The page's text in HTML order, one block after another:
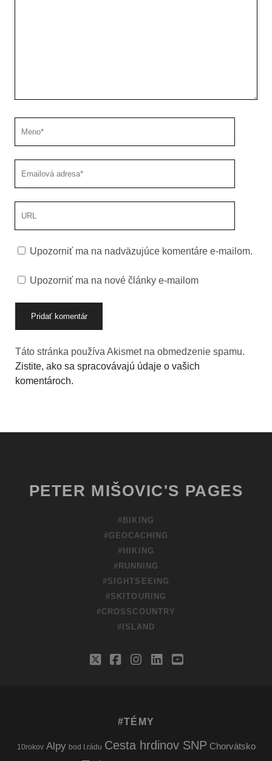
Upozorniť ma na nadväzujúce komentáre e-mailom.
Upozorniť ma na nové články e-mailom
Táto stránka používa Akismet na obmedzenie spamu.
Zistite, ako sa spracovávajú údaje o vašich
komentároch.
PETER MIŠOVIC'S PAGES
#BIKING
#GEOCACHING
#HIKING
#RUNNING
#SIGHTSEEING
#SKITOURING
#CROSSCOUNTRY
#ISLAND
twitterfacebook
instagram
linkedinyoutube
#TÉMY
10rokov Alpy bod I.rádu Cesta hrdinov SNP Chorvátsko